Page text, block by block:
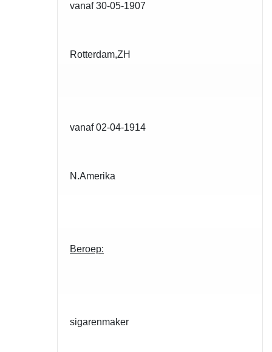
vanaf 30-05-1907
Rotterdam,ZH
vanaf 02-04-1914
N.Amerika
Beroep:
sigarenmaker